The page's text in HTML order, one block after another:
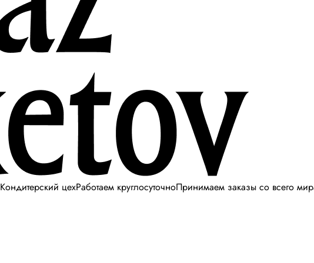
Кондитерский цехРаботаем круглосуточноПринимаем заказы со всего